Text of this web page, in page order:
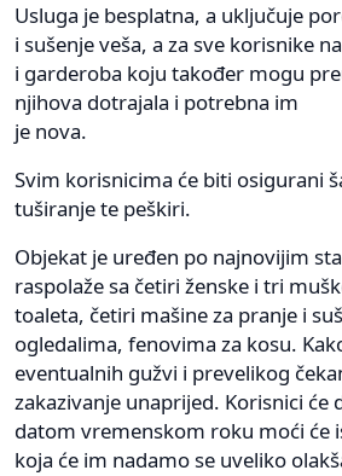
Usluga je besplatna, a uključuje
i sušenje veša, a za sve korisnike
i garderoba koju također mogu
njihova dotrajala i potrebna im
je nova.
Svim korisnicima će biti osigurani
tuširanje te peškiri.
Objekat je uređen po najnovijim
raspolaže sa četiri ženske i tri
toaleta, četiri mašine za pranje i
ogledalima, fenovima za kosu.
eventualnih gužvi i prevelikog
zakazivanje unaprijed. Korisnici će
datom vremenskom roku moći će
koja će im nadamo se uveliko